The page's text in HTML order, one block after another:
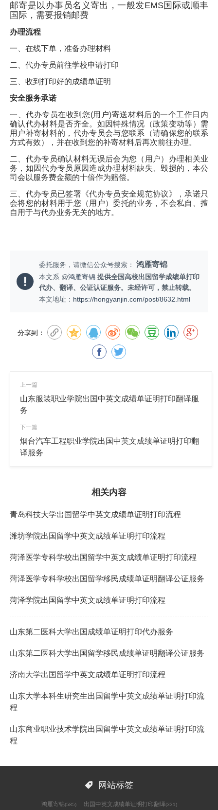
邮寄是以办事员名义寄出，一般发EMS国际或顺丰
国际，需要报销邮费
办理流程
一、在线下单，准备办理材料
二、代办专员前往学校申请打印
三、收到打印好的成绩单证明
安全服务承诺
一、代办专员在收到您(用户)寄送材料后的一个工作日内
确认代办材料是否齐全。如因特殊情况（政策变动等）需
用户补寄材料的，代办专员会与您联系（请确保您的联系
方式有效），并在收到您的补寄材料后再次前往办理。
二、代办专员确认材料无误后会为您（用户）办理相关业
务，如因代办专员原因造成办理材料缺失、毁损的，本公
司会以服务费金额的十倍作为赔偿。
三、代办专员已签署《代办专员安全规范协议》，承诺只
会将您的材料用于您（用户）委托的业务，不会私自、擅
自用于与代办业务无关的地方。
委托服务，请微信公众号搜索： 鸿雁寄锦
本文系 @鸿雁寄锦 提供全国高校出国留学成绩单打印
代办、翻译、公证认证服务。未经许可，禁止转载。
本文地址： https://hongyanjin.com/post/8632.html
分享到：
上一篇
山东服装职业学院出国中英文成绩单证明打印翻译服
务
下一篇
烟台汽车工程职业学院出国中英文成绩单证明打印翻
译服务
相关内容
青岛科技大学出国留学中英文成绩单证明打印流程
潍坊学院出国留学中英文成绩单证明打印流程
菏泽医学专科学校出国留学中英文成绩单证明打印流程
菏泽医学专科学校出国留学移民成绩单证明翻译公证服务
菏泽学院出国留学中英文成绩单证明打印流程
山东第二医科大学出国成绩单证明打印代办服务
山东第二医科大学出国留学移民成绩单证明翻译公证服务
济南大学出国留学中英文成绩单证明打印流程
山东大学本科生研究生出国留学中英文成绩单证明打印流
程
山东商业职业技术学院出国留学中英文成绩单证明打印流
程
 网站标签
鸿雁寄锦(585) 出国中英文成绩单证明打印翻译(331)